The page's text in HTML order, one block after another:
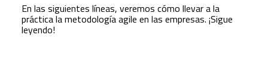
En las siguientes líneas, veremos cómo llevar a la
práctica la metodología agile en las empresas. ¡Sigue
leyendo!